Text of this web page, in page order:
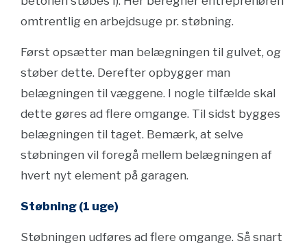
omtrentlig en arbejdsuge pr. støbning.
Først opsætter man belægningen til gulvet, og
støber dette. Derefter opbygger man
belægningen til væggene. I nogle tilfælde skal
dette gøres ad flere omgange. Til sidst bygges
belægningen til taget. Bemærk, at selve
støbningen vil foregå mellem belægningen af
hvert nyt element på garagen.
Støbning (1 uge)
Støbningen udføres ad flere omgange. Så snart